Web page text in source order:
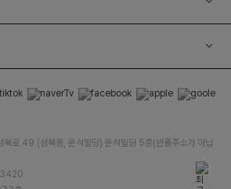
로 49 (성북동, 운석빌딩) 운석빌딩 5층(반품주소가 아닙